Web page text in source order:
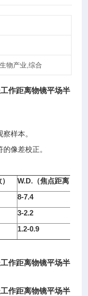
物产业,综合
作距离物镜平场半
样本。
像差校正。
W.D.（焦点距离）（
8-7.4
3-2.2
1.2-0.9
作距离物镜平场半
作距离物镜平场半